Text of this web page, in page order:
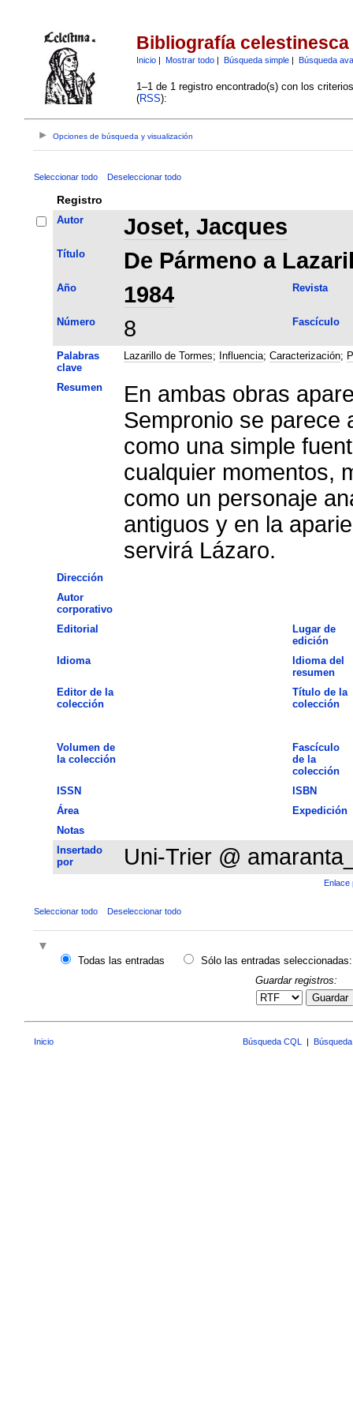
Bibliografía celestinesca
Inicio| Mostrar todo| Búsqueda simple| Búsqueda
1–1 de 1 registro encontrado(s) con los
(RSS):
Opciones de búsqueda y visualización
Seleccionar todo Deseleccionar todo
Registro
Autor Joset, Jacques
Título De Pármeno a
Año 1984 Revista
Número 8 Fascículo
Palabras
clave
Lazarillo de Tormes; Influencia; Caracterización;
Resumen
En ambas obras
Sempronio se parece
como una simple
cualquier momentos,
como un personaje
antiguos y en la
servirá Lázaro.
Dirección
Autor
corporativo
Editorial
Lugar de
edición
Idioma
Idioma del
resumen
Editor de la
colección
Título de la
colección
Volumen de
la colección
Fascículo
de la
colección
ISSN
ISBN
Área
Expedición
Notas
Insertado
por
Uni-Trier @
Enlace
Seleccionar todo Deseleccionar todo
Todas las entradas
Sólo las entradas seleccionadas:
Guardar registros:
Guardar
Inicio Búsqueda CQL